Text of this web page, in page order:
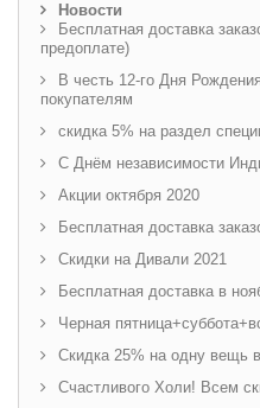
Новости
Бесплатная доставка
предоплате)
В честь 12-го Дня
покупателям
скидка 5% на раздел
С Днём независимости
Акции октября 2020
Бесплатная доставка
Скидки на Дивали 2021
Бесплатная доставка в
Черная
Скидка 25% на одну вещь
Счастливого Холи! Всем